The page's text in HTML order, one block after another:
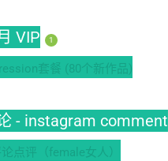
VIP 1
套餐 (80个新作品)
- instagram comment
点评（female女人）